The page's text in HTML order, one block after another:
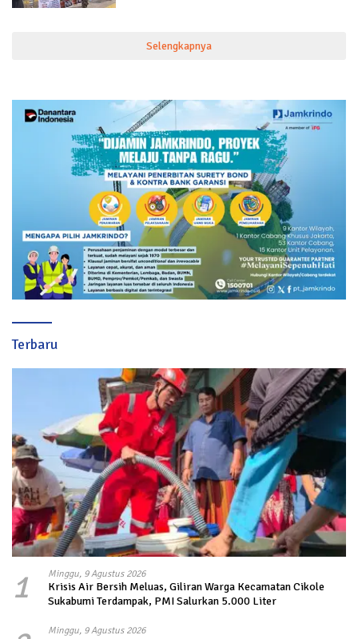
Selengkapnya
Terbaru
1 Minggu, 9 Agustus 2026
Krisis Air Bersih Meluas, Giliran Warga Kecamatan Cikole
Sukabumi Terdampak, PMI Salurkan 5.000 Liter
Minggu, 9 Agustus 2026